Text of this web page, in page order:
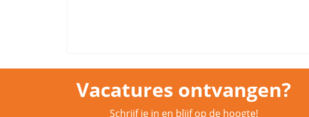
Vacatures ontvangen?
Schrijf je in en blijf op de hoogte!